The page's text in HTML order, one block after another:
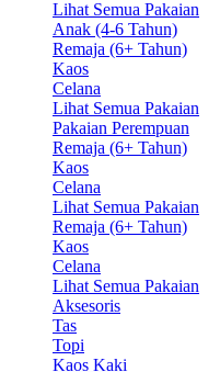
Lihat Semua Pakaian
Anak (4-6 Tahun)
Remaja (6+ Tahun)
Kaos
Celana
Lihat Semua Pakaian
Pakaian Perempuan
Remaja (6+ Tahun)
Kaos
Celana
Lihat Semua Pakaian
Remaja (6+ Tahun)
Kaos
Celana
Lihat Semua Pakaian
Aksesoris
Tas
Topi
Kaos Kaki